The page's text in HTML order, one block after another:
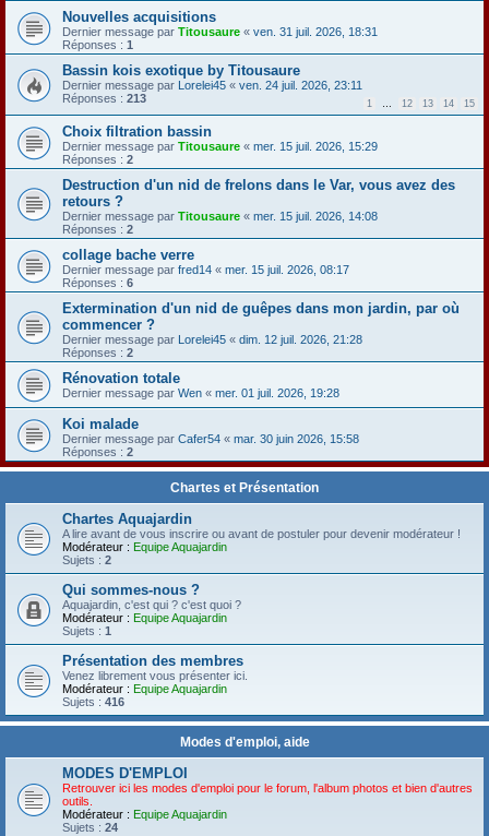
Nouvelles acquisitions
Dernier message par Titousaure « ven. 31 juil. 2026, 18:31
Réponses : 1
Bassin kois exotique by Titousaure
Dernier message par Lorelei45 « ven. 24 juil. 2026, 23:11
Réponses : 213 1 … 12 13 14 15
Choix filtration bassin
Dernier message par Titousaure « mer. 15 juil. 2026, 15:29
Réponses : 2
Destruction d'un nid de frelons dans le Var, vous avez des
retours ?
Dernier message par Titousaure « mer. 15 juil. 2026, 14:08
Réponses : 2
collage bache verre
Dernier message par fred14 « mer. 15 juil. 2026, 08:17
Réponses : 6
Extermination d'un nid de guêpes dans mon jardin, par où
commencer ?
Dernier message par Lorelei45 « dim. 12 juil. 2026, 21:28
Réponses : 2
Rénovation totale
Dernier message par Wen « mer. 01 juil. 2026, 19:28
Koi malade
Dernier message par Cafer54 « mar. 30 juin 2026, 15:58
Réponses : 2
Chartes et Présentation
Chartes Aquajardin
A lire avant de vous inscrire ou avant de postuler pour devenir modérateur !
Modérateur : Equipe Aquajardin
Sujets : 2
Qui sommes-nous ?
Aquajardin, c'est qui ? c'est quoi ?
Modérateur : Equipe Aquajardin
Sujets : 1
Présentation des membres
Venez librement vous présenter ici.
Modérateur : Equipe Aquajardin
Sujets : 416
Modes d'emploi, aide
MODES D'EMPLOI
Retrouver ici les modes d'emploi pour le forum, l'album photos et bien d'autres
outils.
Modérateur : Equipe Aquajardin
Sujets : 24